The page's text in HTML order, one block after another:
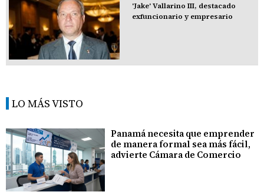
'Jake' Vallarino III, destacado
exfuncionario y empresario
LO MÁS VISTO
Panamá necesita que emprender
de manera formal sea más fácil,
advierte Cámara de Comercio